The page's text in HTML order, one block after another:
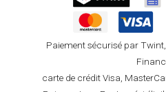
Paiement sécurisé par
carte de crédit Visa,